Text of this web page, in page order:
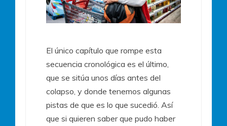
El único capítulo que rompe esta
secuencia cronológica es el último,
que se sitúa unos días antes del
colapso, y donde tenemos algunas
pistas de que es lo que sucedió. Así
que si quieren saber que pudo haber